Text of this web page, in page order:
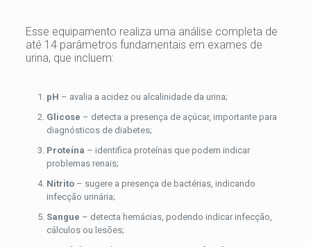
Esse equipamento realiza uma análise completa de
até 14 parâmetros fundamentais em exames de
urina, que incluem:
pH – avalia a acidez ou alcalinidade da urina;
Glicose – detecta a presença de açúcar, importante para
diagnósticos de diabetes;
Proteína – identifica proteínas que podem indicar
problemas renais;
Nitrito– sugere a presença de bactérias, indicando
infecção urinária;
Sangue – detecta hemácias, podendo indicar infecção,
cálculos ou lesões;